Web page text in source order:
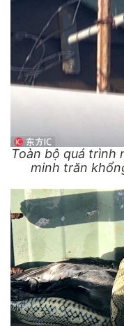
Toàn bộ quá trình
minh trăn